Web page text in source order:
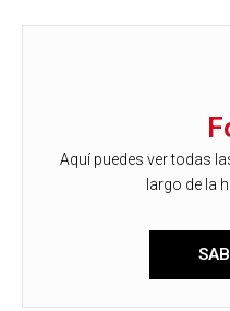
Aquí puedes ver todas
largo de la